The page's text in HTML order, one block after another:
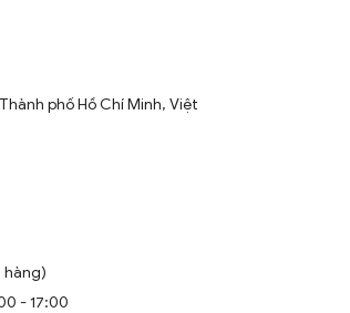
gian sống. Chúng kết hợp công nghệ
LED và tích hợp với hệ thống nhà thông
Động
phố Hồ Chí Minh, Việt
hàng)
- 17:00